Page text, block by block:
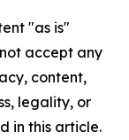
"as is"
accept any
content,
legality, or
in this article.